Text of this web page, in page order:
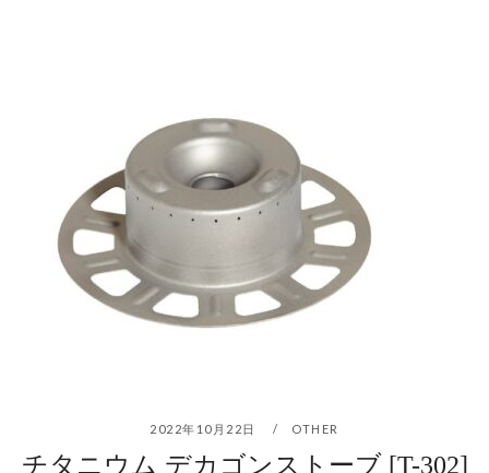
2022年10月22日 OTHER
チタニウム デカゴンストーブ [T-302]